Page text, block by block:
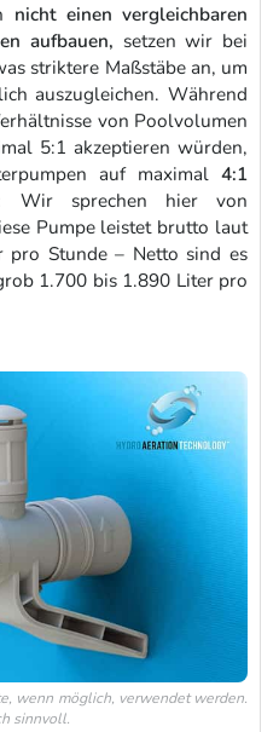
nicht einen vergleichbaren
aufbauen, setzen wir bei
striktere Maßstäbe an, um
auszugleichen. Während
von Poolvolumen
5:1 akzeptieren würden,
auf maximal 4:1
Wir sprechen hier von
Pumpe leistet brutto laut
Stunde – Netto sind es
1.700 bis 1.890 Liter pro
wenn möglich, verwendet werden.
sinnvoll.